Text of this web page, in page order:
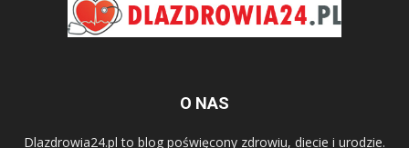
O NAS
Dlazdrowia24.pl to blog poświęcony zdrowiu, diecie i urodzie.